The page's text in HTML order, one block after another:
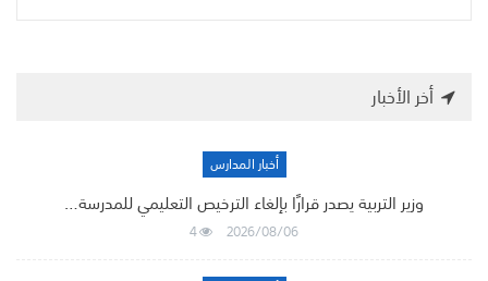
أخر الأخبار
أخبار المدارس
وزير التربية يصدر قرارًا بإلغاء الترخيص التعليمي للمدرسة…
2026/08/06
4